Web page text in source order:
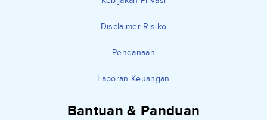
Disclaimer Risiko
Pendanaan
Laporan Keuangan
Bantuan & Panduan